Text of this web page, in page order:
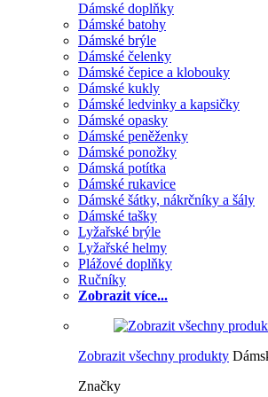
Dámské doplňky
Dámské batohy
Dámské brýle
Dámské čelenky
Dámské čepice a klobouky
Dámské kukly
Dámské ledvinky a kapsičky
Dámské opasky
Dámské peněženky
Dámské ponožky
Dámská potítka
Dámské rukavice
Dámské šátky, nákrčníky a šály
Dámské tašky
Lyžařské brýle
Lyžařské helmy
Plážové doplňky
Ručníky
Zobrazit více...
Zobrazit všechny produkty
Značky